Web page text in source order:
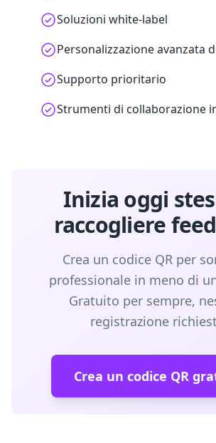
Soluzioni white-label
Personalizzazione avanzata
Supporto prioritario
Strumenti di collaborazione
Inizia oggi
raccogliere
Crea un codice QR per
professionale in meno di
Gratuito per sempre,
registrazione
Crea un codice QR